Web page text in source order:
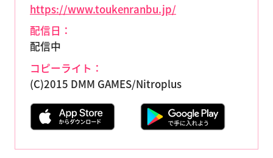
https://www.toukenranbu.jp/
配信日：
配信中
コピーライト：
(C)2015 DMM GAMES/Nitroplus